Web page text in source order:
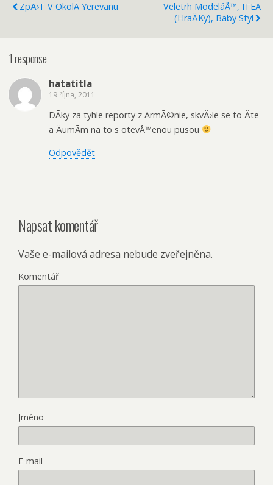
ZpÄ›t V OkolÃ­ Yerevanu
Veletrh ModeláÅ™, ITEA
(hraÄky), Baby Styl
1 response
hatatitla
19 října, 2011
DÃ­ky za tyhle reporty z ArmÃ©nie, skvÄ›le se to Äte
a ÄumÃ­m na to s otevÅ™enou pusou
Odpovědět
Napsat komentář
Vaše e-mailová adresa nebude zveřejněna.
Komentář
Jméno
E-mail